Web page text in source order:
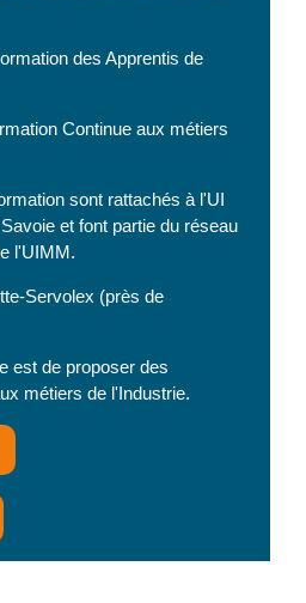
des Apprentis de
Continue aux métiers
sont rattachés à l'UI
et font partie du réseau
l'UIMM.
Servolex (près de
est de proposer des
métiers de l'Industrie.